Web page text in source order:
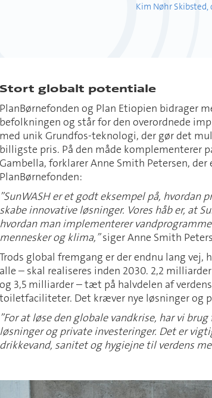
Kim Nøhr
Stort globalt potentiale
PlanBørnefonden og Plan Etiopien bidrager
befolkningen og står for den overordnede
med unik Grundfos-teknologi, der gør det
billigste pris. På den måde komplementerer
Gambella, forklarer Anne Smith Petersen,
PlanBørnefonden:
”SunWASH er et godt eksempel på, hvordan
skabe innovative løsninger. Vores håb er, at
hvordan man implementerer
mennesker og klima,”siger Anne Smith
Trods global fremgang er der endnu lang vej,
alle – skal realiseres inden 2030. 2,2
og 3,5 milliarder – tæt på halvdelen af
toiletfaciliteter. Det kræver nye løsninger og
”For at løse den globale vandkrise, har vi
løsninger og private investeringer. Det er
drikkevand, sanitet og hygiejne til verdens